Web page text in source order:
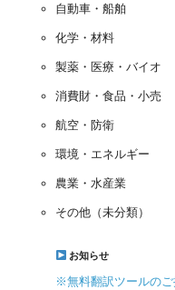
自動車・船舶
化学・材料
製薬・医療・バイオ
消費財・食品・小売
航空・防衛
環境・エネルギー
農業・水産業
その他（未分類）
お知らせ
※無料翻訳ツールの